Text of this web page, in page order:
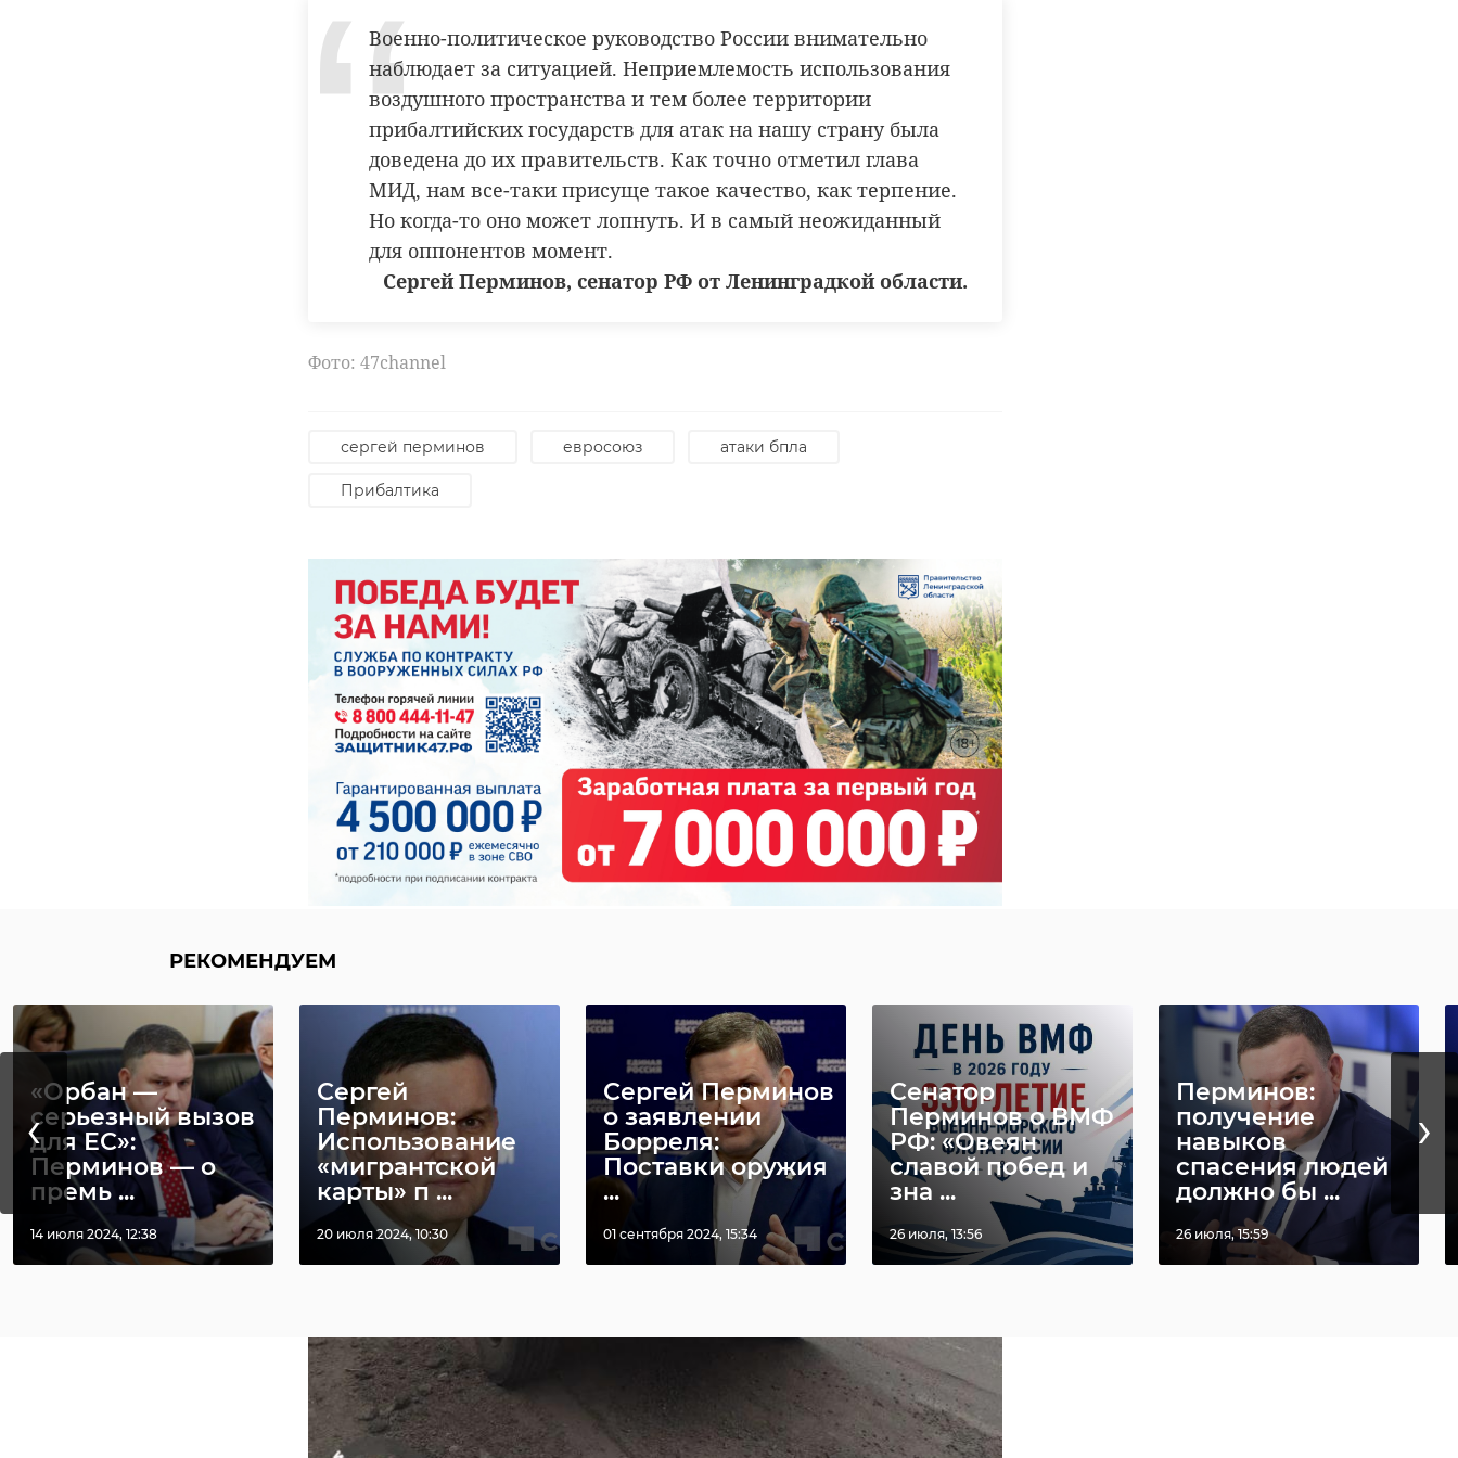
Военно-политическое руководство России внимательно
наблюдает за ситуацией. Неприемлемость использования
воздушного пространства и тем более территории
прибалтийских государств для атак на нашу страну была
доведена до их правительств. Как точно отметил глава
МИД, нам все-таки присуще такое качество, как терпение.
Но когда-то оно может лопнуть. И в самый неожиданный
для оппонентов момент.
Сергей Перминов, сенатор РФ от Ленинградкой области.
Фото: 47channel
сергей перминов евросоюз атаки бпла
Прибалтика
РЕКОМЕНДУЕМ
«Орбан —
серьезный вызов
для ЕС»:
Перминов — о
премь ...
14 июля 2024, 12:38
Сергей
Перминов:
Использование
«мигрантской
карты» п ...
20 июля 2024, 10:30
Сергей Перминов
о заявлении
Борреля:
Поставки оружия
...
01 сентября 2024, 15:34
Сенатор
Перминов о ВМФ
РФ: «Овеян
славой побед и
зна ...
26 июля, 13:56
Перминов:
получение
навыков
спасения людей
должно бы ...
26 июля, 15:59
‹ ›
автомобилей, перевозивших отходы. По итогам рейдавыявлены
три
нарушения административного характера. У водителей отсутствовали
необходимые документы, подтверждающие право на транспортировку
отходов, включая информацию об их объеме, цели и месте назначения.
Фото: скриншот видео https://max.ru/ivolk/AZ5UUF1zWlk
бугры всеволожский район потерялся ребенок
пес ямато